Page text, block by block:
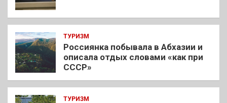
ТУРИЗМ
Россиянка побывала в Абхазии и
описала отдых словами «как при
СССР»
ТУРИЗМ